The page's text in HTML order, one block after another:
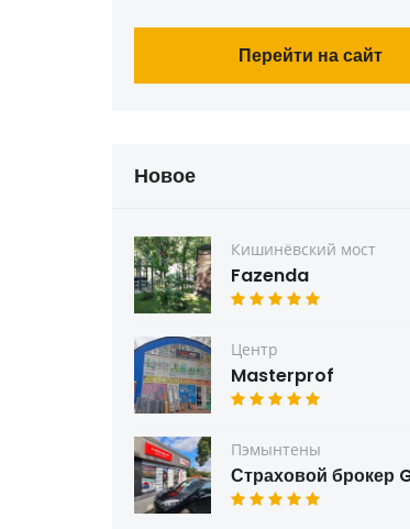
Перейти на сайт
Новое
Кишинёвский мост
Fazenda
Центр
Masterprof
Пэмынтены